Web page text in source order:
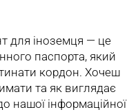
для іноземця — це
паспорта, який
кордон. Хочеш
та як виглядає
нашої інформаційної